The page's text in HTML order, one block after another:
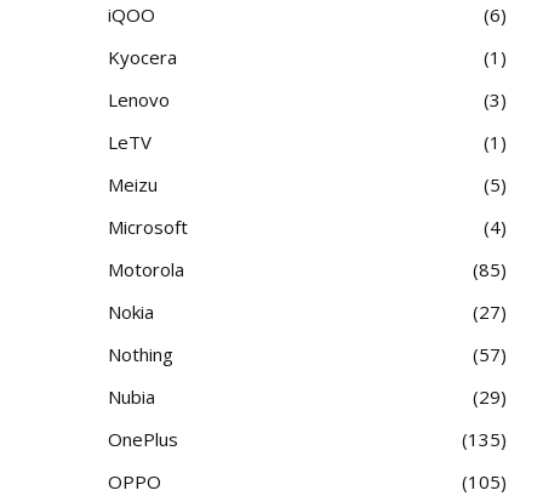
iQOO
6
Kyocera
1
Lenovo
3
LeTV
1
Meizu
5
Microsoft
4
Motorola
85
Nokia
27
Nothing
57
Nubia
29
OnePlus
135
OPPO
105